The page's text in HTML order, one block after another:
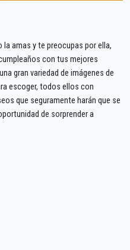
la amas y te preocupas por ella,
con tus mejores
gran variedad de imágenes de
escoger, todos ellos con
que seguramente harán que se
de sorprender a